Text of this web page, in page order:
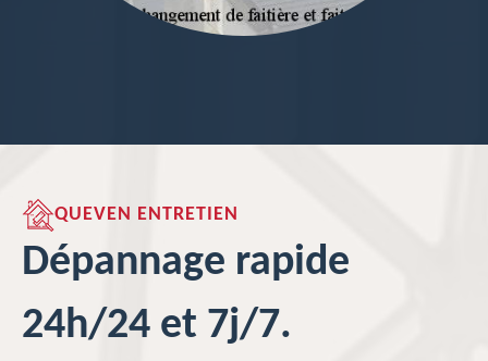
QUEVEN ENTRETIEN
Dépannage rapide
24h/24 et 7j/7.